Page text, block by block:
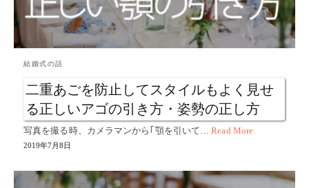
結婚式の話
二重あごを防止してスタイルもよく見せ
る正しいアゴの引き方・姿勢の正し方
写真を撮る時、カメラマンから｢顎を引いて…Read More
2019年7月8日